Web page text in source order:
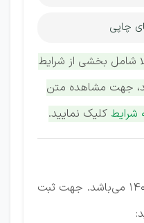
چاپی
شامل بخشی از شرایط
جهت مشاهده متن
شرایط کلیک نمایید.
مهلت ثبت نام تا 20 مهر 1404 می‌باشد. جهت ثبت